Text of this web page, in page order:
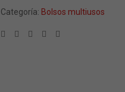
Categoría: Bolsos multiusos